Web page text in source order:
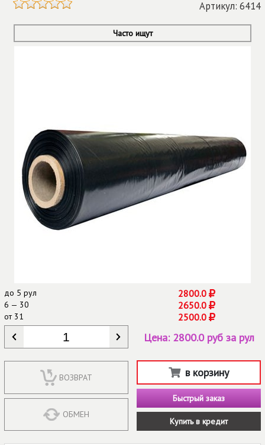
Артикул: 6414
Часто ищут
до 5 рул 2800.0
6 — 30 2650.0
от31 2500.0
КОЛИЧЕСТВО
ВОЗВРАТ
ОБМЕН
Цена: 2800.0 руб за рул
в корзину
Быстрый заказ
Купить в кредит